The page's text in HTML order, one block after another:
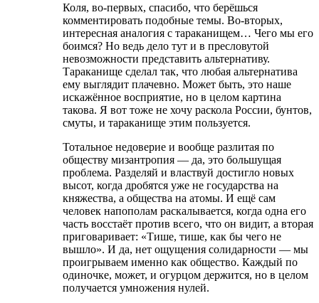
Коля, во-первых, спасибо, что берёшься
комментировать подобные темы. Во-вторых,
интересная аналогия с тараканищем… Чего мы его
боимся? Но ведь дело тут и в пресловутой
невозможности представить альтернативу.
Тараканище сделал так, что любая альтернатива
ему выглядит плачевно. Может быть, это наше
искажённое восприятие, но в целом картина
такова. Я вот тоже не хочу раскола России, бунтов,
смуты, и тараканище этим пользуется.
Тотальное недоверие и вообще разлитая по
обществу мизантропия — да, это большущая
проблема. Разделяй и властвуй достигло новых
высот, когда дробятся уже не государства на
княжества, а общества на атомы. И ещё сам
человек напополам раскалывается, когда одна его
часть восстаёт против всего, что он видит, а вторая
приговаривает: «Тише, тише, как бы чего не
вышло». И да, нет ощущения солидарности — мы
проигрываем именно как общество. Каждый по
одиночке, может, и огурцом держится, но в целом
получается умножения нулей.